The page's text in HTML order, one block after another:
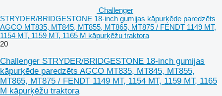
Challenger
STRYDER/BRIDGESTONE 18-inch gumijas kāpurķēde paredzēts
AGCO MT835, MT845, MT855, MT865, MT875 / FENDT 1149 MT,
1154 MT, 1159 MT, 1165 M kāpurķēžu traktora
20
Challenger STRYDER/BRIDGESTONE 18-inch gumijas
kāpurķēde paredzēts AGCO MT835, MT845, MT855,
MT865, MT875 / FENDT 1149 MT, 1154 MT, 1159 MT, 1165
M kāpurķēžu traktora